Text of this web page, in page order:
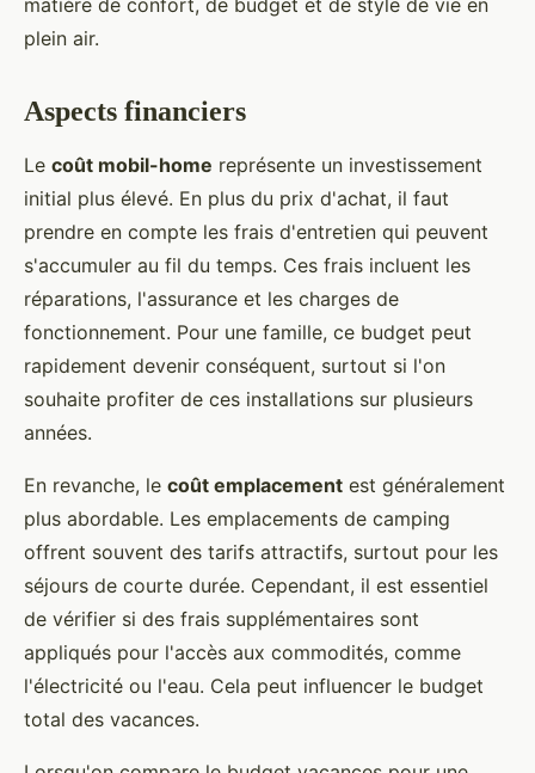
matière de confort, de budget et de style de vie en
plein air.
Aspects financiers
Le coût mobil-home représente un investissement
initial plus élevé. En plus du prix d'achat, il faut
prendre en compte les frais d'entretien qui peuvent
s'accumuler au fil du temps. Ces frais incluent les
réparations, l'assurance et les charges de
fonctionnement. Pour une famille, ce budget peut
rapidement devenir conséquent, surtout si l'on
souhaite profiter de ces installations sur plusieurs
années.
En revanche, le coût emplacement est généralement
plus abordable. Les emplacements de camping
offrent souvent des tarifs attractifs, surtout pour les
séjours de courte durée. Cependant, il est essentiel
de vérifier si des frais supplémentaires sont
appliqués pour l'accès aux commodités, comme
l'électricité ou l'eau. Cela peut influencer le budget
total des vacances.